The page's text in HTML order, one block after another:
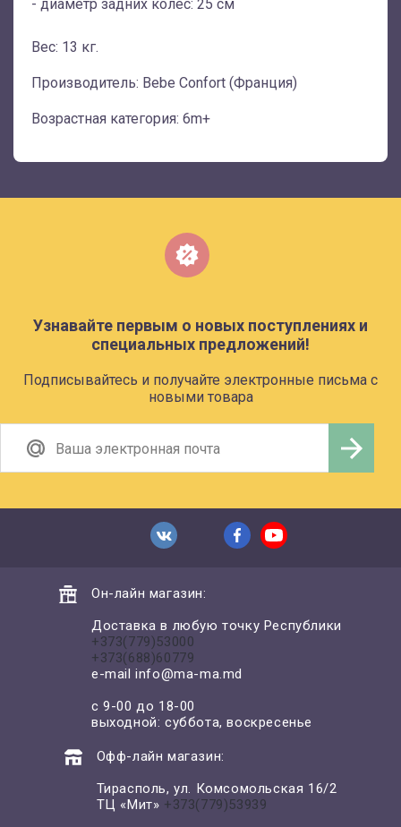
- диаметр задних колес: 25 см
Вес: 13 кг.
Производитель: Bebe Confort (Франция)
Возрастная категория: 6m+
Узнавайте первым о новых поступлениях и
специальных предложений!
Подписывайтесь и получайте электронные письма с
новыми товара
Он-лайн магазин:
Доставка в любую точку Республики
+373(779)53000
+373(688)60779
e-mailinfo@ma-ma.md
с 9-00 до 18-00
выходной: суббота, воскресенье
Офф-лайн магазин:
Тирасполь, ул. Комсомольская 16/2
ТЦ «Мит» +373(779)53939